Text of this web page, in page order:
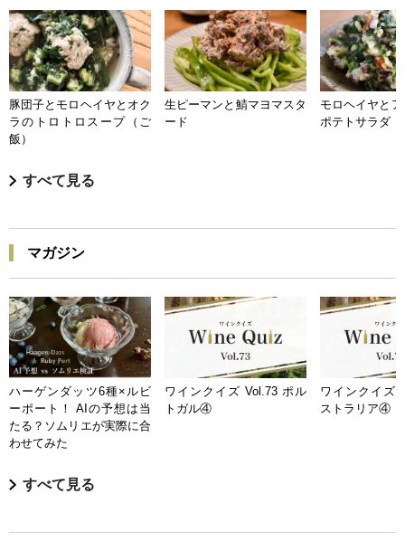
豚団子とモロヘイヤとオク
ラのトロトロスープ（ご
飯）
生ピーマンと鯖マヨマスタ
ード
モロヘイヤと
ポテトサラダ
すべて見る
マガジン
ハーゲンダッツ6種×ルビ
ーポート！ AIの予想は当
たる？ソムリエが実際に合
わせてみた
ワインクイズ Vol.73 ポル
トガル④
ワインクイズ
ストラリア④
すべて見る